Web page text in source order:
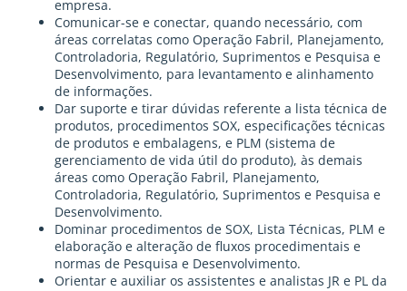
empresa.
Comunicar-se e conectar, quando necessário, com
áreas correlatas como Operação Fabril, Planejamento,
Controladoria, Regulatório, Suprimentos e Pesquisa e
Desenvolvimento, para levantamento e alinhamento
de informações.
Dar suporte e tirar dúvidas referente a lista técnica de
produtos, procedimentos SOX, especificações técnicas
de produtos e embalagens, e PLM (sistema de
gerenciamento de vida útil do produto), às demais
áreas como Operação Fabril, Planejamento,
Controladoria, Regulatório, Suprimentos e Pesquisa e
Desenvolvimento.
Dominar procedimentos de SOX, Lista Técnicas, PLM e
elaboração e alteração de fluxos procedimentais e
normas de Pesquisa e Desenvolvimento.
Orientar e auxiliar os assistentes e analistas JR e PL da